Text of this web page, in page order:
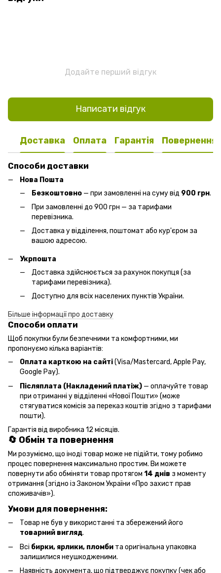
Додайте перший відгук
Написати відгук
Доставка Оплата Гарантія Повернення
Способи доставки
Нова Пошта
Безкоштовно — при замовленні на суму від 900 грн.
При замовленні до 900 грн — за тарифами
перевізника.
Доставка у відділення, поштомат або кур'єром за
вашою адресою.
Укрпошта
Доставка здійснюється за рахунок покупця (за
тарифами перевізника).
Доступно для всіх населених пунктів України.
Більше інформації про доставку
Способи оплати
Щоб покупки були безпечними та комфортними, ми
пропонуємо кілька варіантів:
Оплата карткою на сайті(Visa/Mastercard, Apple Pay,
Google Pay).
Післяплата (Накладений платіж) — оплачуйте товар
при отриманні у відділенні «Нової Пошти» (може
стягуватися комісія за переказ коштів згідно з тарифами
пошти).
Гарантія від виробника 12 місяців.
🔄 Обмін та повернення
Ми розуміємо, що іноді товар може не підійти, тому робимо
процес повернення максимально простим. Ви можете
повернути або обміняти товар протягом 14 днів з моменту
отримання (згідно із Законом України «Про захист прав
споживачів»).
Умови для повернення:
Товар не був у використанні та збережений його
товарний вигляд.
Всі бирки, ярлики, пломби та оригінальна упаковка
залишилися неушкодженими.
Наявність документа, що підтверджує покупку (чек або